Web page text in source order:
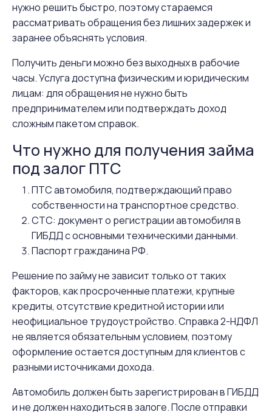
нужно решить быстро, поэтому стараемся
рассматривать обращения без лишних задержек и
заранее объяснять условия.
Получить деньги можно без выходных в рабочие
часы. Услуга доступна физическим и юридическим
лицам: для обращения не нужно быть
предпринимателем или подтверждать доход
сложным пакетом справок.
Что нужно для получения займа
под залог ПТС
ПТС автомобиля, подтверждающий право
собственности на транспортное средство.
СТС: документ о регистрации автомобиля в
ГИБДД с основными техническими данными.
Паспорт гражданина РФ.
Решение по займу не зависит только от таких
факторов, как просроченные платежи, крупные
кредиты, отсутствие кредитной истории или
неофициальное трудоустройство. Справка 2-НДФЛ
не является обязательным условием, поэтому
оформление остается доступным для клиентов с
разными источниками дохода.
Автомобиль должен быть зарегистрирован в ГИБДД
и не должен находиться в залоге. После отправки